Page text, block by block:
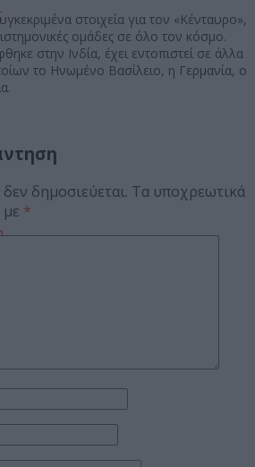
στοιχεία για τον «Κένταυρο»,
ομάδες σε όλο τον κόσμο.
στην Ινδία, έχει εντοπιστεί σε άλλα
το Ηνωμένο Βασίλειο, η Γερμανία, ο
δημοσιεύεται. Τα υποχρεωτικά
*